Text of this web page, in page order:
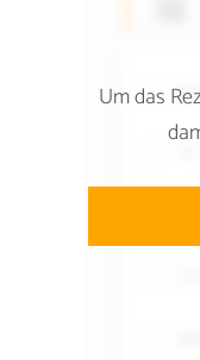
Um das